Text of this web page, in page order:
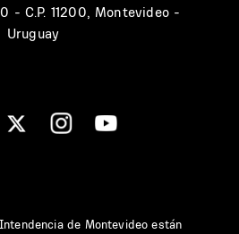
- C.P. 11200, Montevideo -
Uruguay
de Montevideo están